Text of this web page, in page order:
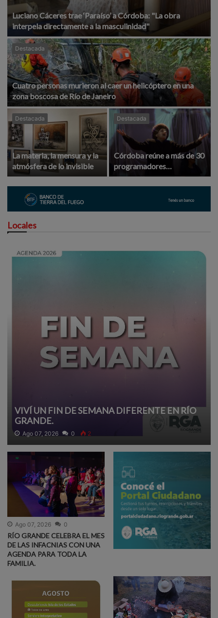
Luciano Cáceres trae ‘Paraíso’ a Córdoba: "La obra
interpela directamente a la masculinidad"
Destacada
Cuatro personas murieron al caer un helicóptero en una
zona boscosa de Río de Janeiro
Destacada
La materia, la mensura y la
atmósfera de lo invisible
Destacada
Córdoba reúne a más de 30
programadores
internacionales para
impulsar el teatro y la
música argentina
Locales
VIVÍ UN FIN DE SEMANA DIFERENTE EN RÍO
GRANDE.
Ago 07, 2026 0 2
Ago 07, 2026 0
RÍO GRANDE CELEBRA EL MES
DE LAS INFACNIAS CON UNA
AGENDA PARA TODA LA
FAMILIA.